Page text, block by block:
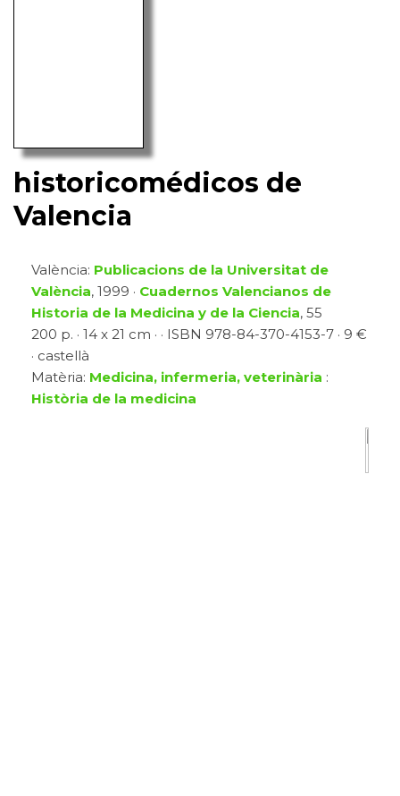
historicomédicos de
Valencia
València: Publicacions de la Universitat de
València, 1999 · Cuadernos Valencianos de
Historia de la Medicina y de la Ciencia, 55
200 p. · 14 x 21 cm · · ISBN 978-84-370-4153-7 · 9 €
· castellà
Matèria: Medicina, infermeria, veterinària :
Història de la medicina